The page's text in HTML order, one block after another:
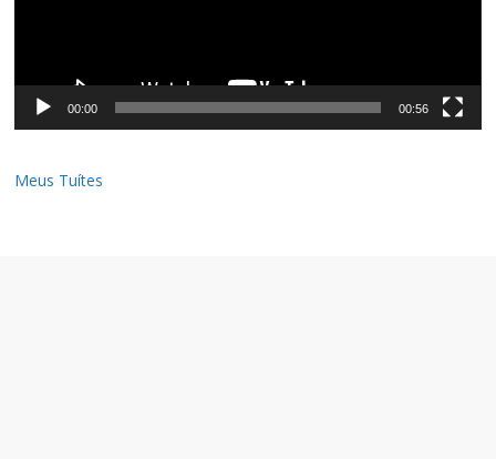
00:00 00:56
Meus Tuítes